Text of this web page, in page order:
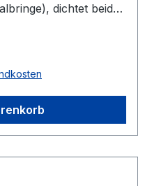
dichtet beide